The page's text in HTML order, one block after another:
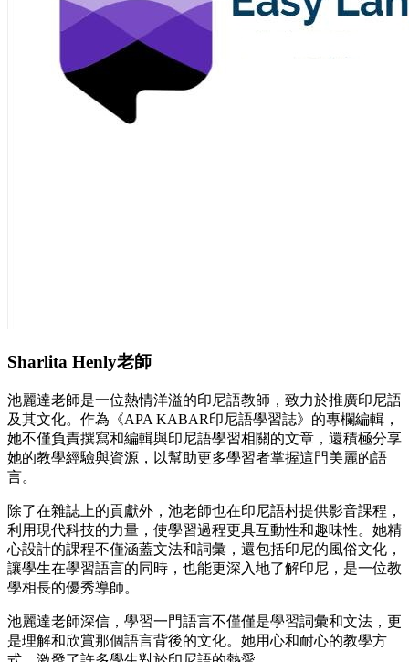
Sharlita Henly老師
池麗達老師是一位熱情洋溢的印尼語教師，致力於推廣印尼語
及其文化。作為《APA KABAR印尼語學習誌》的專欄編輯，
她不僅負責撰寫和編輯與印尼語學習相關的文章，還積極分享
她的教學經驗與資源，以幫助更多學習者掌握這門美麗的語
言。
除了在雜誌上的貢獻外，池老師也在印尼語村提供影音課程，
利用現代科技的力量，使學習過程更具互動性和趣味性。她精
心設計的課程不僅涵蓋文法和詞彙，還包括印尼的風俗文化，
讓學生在學習語言的同時，也能更深入地了解印尼，是一位教
學相長的優秀導師。
池麗達老師深信，學習一門語言不僅僅是學習詞彙和文法，更
是理解和欣賞那個語言背後的文化。她用心和耐心的教學方